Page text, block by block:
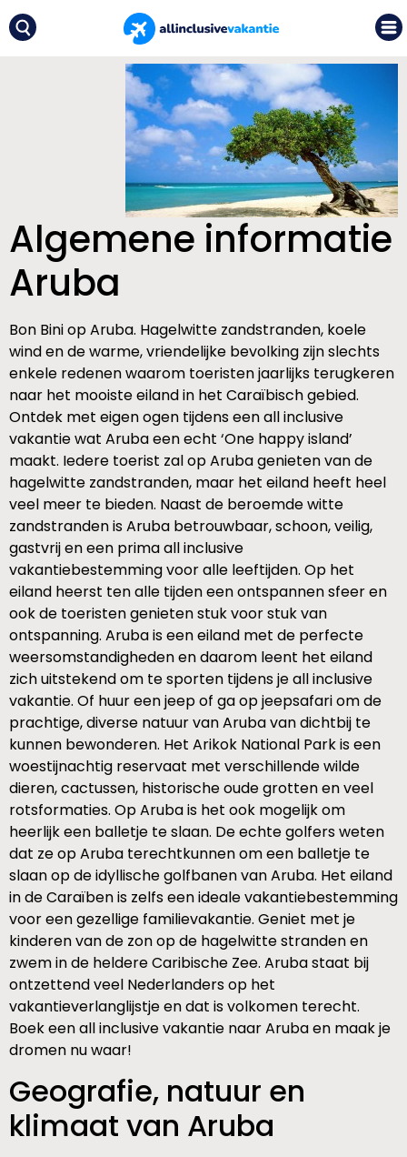
Algemene informatie
Aruba
Bon Bini op Aruba. Hagelwitte zandstranden, koele
wind en de warme, vriendelijke bevolking zijn slechts
enkele redenen waarom toeristen jaarlijks terugkeren
naar het mooiste eiland in het Caraïbisch gebied.
Ontdek met eigen ogen tijdens een all inclusive
vakantie wat Aruba een echt ‘One happy island’
maakt. Iedere toerist zal op Aruba genieten van de
hagelwitte zandstranden, maar het eiland heeft heel
veel meer te bieden. Naast de beroemde witte
zandstranden is Aruba betrouwbaar, schoon, veilig,
gastvrij en een prima all inclusive
vakantiebestemming voor alle leeftijden. Op het
eiland heerst ten alle tijden een ontspannen sfeer en
ook de toeristen genieten stuk voor stuk van
ontspanning. Aruba is een eiland met de perfecte
weersomstandigheden en daarom leent het eiland
zich uitstekend om te sporten tijdens je all inclusive
vakantie. Of huur een jeep of ga op jeepsafari om de
prachtige, diverse natuur van Aruba van dichtbij te
kunnen bewonderen. Het Arikok National Park is een
woestijnachtig reservaat met verschillende wilde
dieren, cactussen, historische oude grotten en veel
rotsformaties. Op Aruba is het ook mogelijk om
heerlijk een balletje te slaan. De echte golfers weten
dat ze op Aruba terechtkunnen om een balletje te
slaan op de idyllische golfbanen van Aruba. Het eiland
in de Caraïben is zelfs een ideale vakantiebestemming
voor een gezellige familievakantie. Geniet met je
kinderen van de zon op de hagelwitte stranden en
zwem in de heldere Caribische Zee. Aruba staat bij
ontzettend veel Nederlanders op het
vakantieverlanglijstje en dat is volkomen terecht.
Boek een all inclusive vakantie naar Aruba en maak je
dromen nu waar!
Geografie, natuur en
klimaat van Aruba